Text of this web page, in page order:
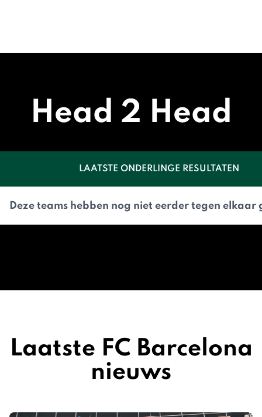
Head 2 Head
LAATSTE ONDERLINGE RESULTATEN
Deze teams hebben nog niet eerder tegen elkaar
Laatste FC Barcelona
nieuws